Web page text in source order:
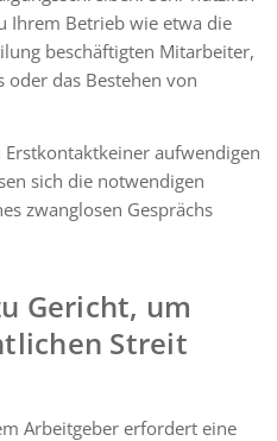
Ihrem Betrieb wie etwa die
beschäftigten Mitarbeiter,
oder das Bestehen von
Erstkontaktkeiner aufwendigen
sich die notwendigen
zwanglosen Gesprächs
Gericht, um
Streit
Arbeitgeber erfordert eine